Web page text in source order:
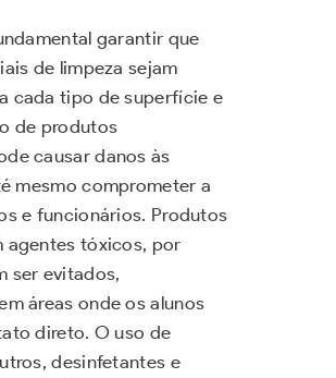
garantir que
de limpeza sejam
cada tipo de superfície e
de produtos
causar danos às
mesmo comprometer a
e funcionários. Produtos
agentes tóxicos, por
ser evitados,
áreas onde os alunos
direto. O uso de
desinfetantes e